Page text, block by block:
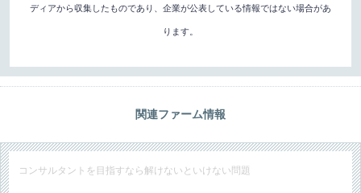
ディアから収集したものであり、企業が公表している情報ではない場合があ
ります。
関連ファーム情報
コンサルタントを目指すなら解けないといけない問題